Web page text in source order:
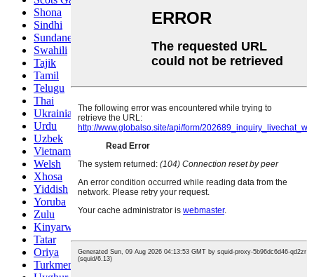
Shona
Sindhi
Sundanese
Swahili
Tajik
Tamil
Telugu
Thai
Ukrainian
Urdu
Uzbek
Vietnamese
Welsh
Xhosa
Yiddish
Yoruba
Zulu
Kinyarwanda
Tatar
Oriya
Turkmen